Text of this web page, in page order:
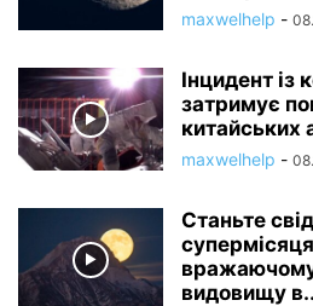
maxwelhelp -
Інцидент із
затримує
китайських
maxwelhelp -
Станьте
видовищу